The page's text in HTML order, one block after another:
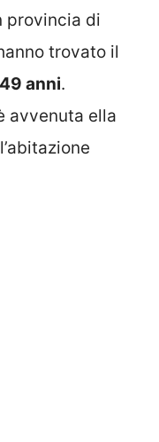
provincia di
trovato il
49 anni.
avvenuta ella